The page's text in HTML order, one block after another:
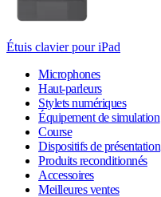
Étuis clavier pour iPad
Microphones
Haut-parleurs
Stylets numériques
Équipement de simulation
Course
Dispositifs de présentation
Produits reconditionnés
Accessoires
Meilleures ventes